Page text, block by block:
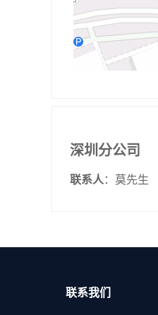
深圳分公司
联系人 ：莫先生
联系我们